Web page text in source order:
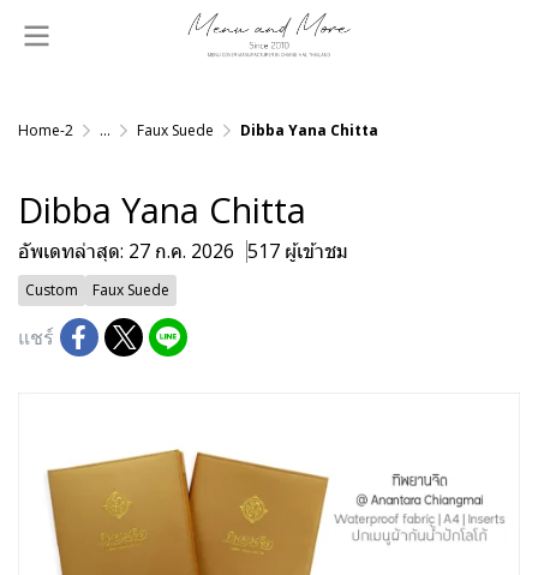
Home-2 ... Faux Suede Dibba Yana Chitta
Dibba Yana Chitta
อัพเดทล่าสุด: 27 ก.ค. 2026 517 ผู้เข้าชม
Custom Faux Suede
แชร์